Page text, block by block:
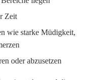
Zeit
wie starke Müdigkeit,
oder abzusetzen